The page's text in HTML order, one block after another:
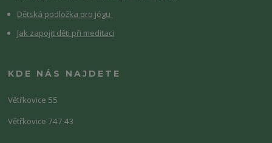
Dětská podložka pro jógu
Jak zapojit děti při meditaci
KDE NÁS NAJDETE
Větřkovice 55
Větřkovice 747 43